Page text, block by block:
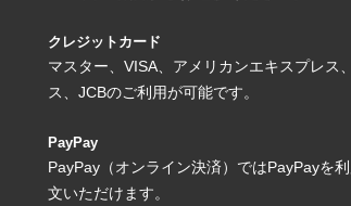
クレジットカード
マスター、VISA、アメリカンエキスプレス
ス、JCBのご利用が可能です。
PayPay
PayPay（オンライン決済）ではPayPayを
文いただけます。